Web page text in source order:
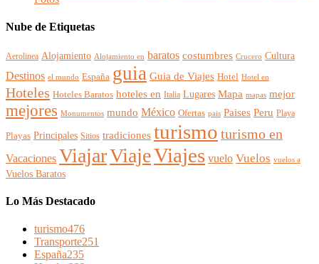
Nube de Etiquetas
Aerolinea Alojamiento Alojamiento en baratos costumbres Crucero Cultura
Destinos el mundo España guia Guia de Viajes Hotel Hotel en
Hoteles Hoteles Baratos hoteles en Italia Lugares Mapa mapas mejor
mejores Monumentos mundo México Ofertas pais Paises Peru Playa
Playas Principales Sitios tradiciones turismo turismo en
Vacaciones ViajarViajeViajes vuelo Vuelos vuelos a
Vuelos Baratos
Lo Más Destacado
turismo476
Transporte251
España235